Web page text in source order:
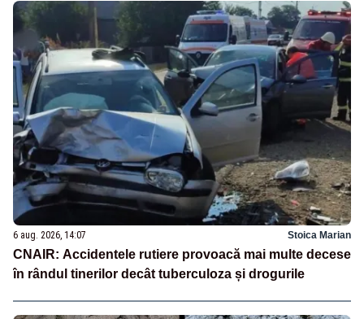
6 aug. 2026, 14:07 Stoica Marian
CNAIR: Accidentele rutiere provoacă mai multe decese
în rândul tinerilor decât tuberculoza și drogurile